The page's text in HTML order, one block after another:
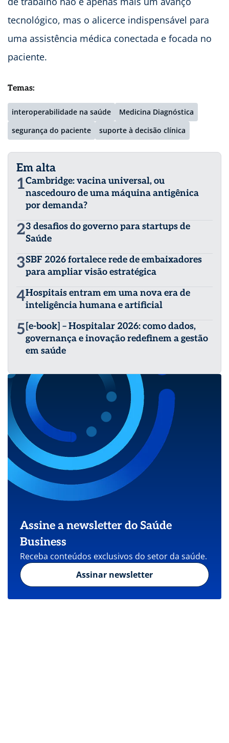
tecnológico, mas o alicerce indispensável para
uma assistência médica conectada e focada no
paciente.
Temas:
interoperabilidade na saúde
Medicina Diagnóstica
segurança do paciente
suporte à decisão clínica
Em alta
1Cambridge: vacina universal, ou
nascedouro de uma máquina antigênica
por demanda?
23 desafios do governo para startups de
Saúde
3SBF 2026 fortalece rede de embaixadores
para ampliar visão estratégica
4Hospitais entram em uma nova era de
inteligência humana e artificial
5 [e-book] – Hospitalar 2026: como dados,
governança e inovação redefinem a gestão
em saúde
Assine a newsletter do Saúde
Business
Receba conteúdos exclusivos do setor da saúde.
Assinar newsletter